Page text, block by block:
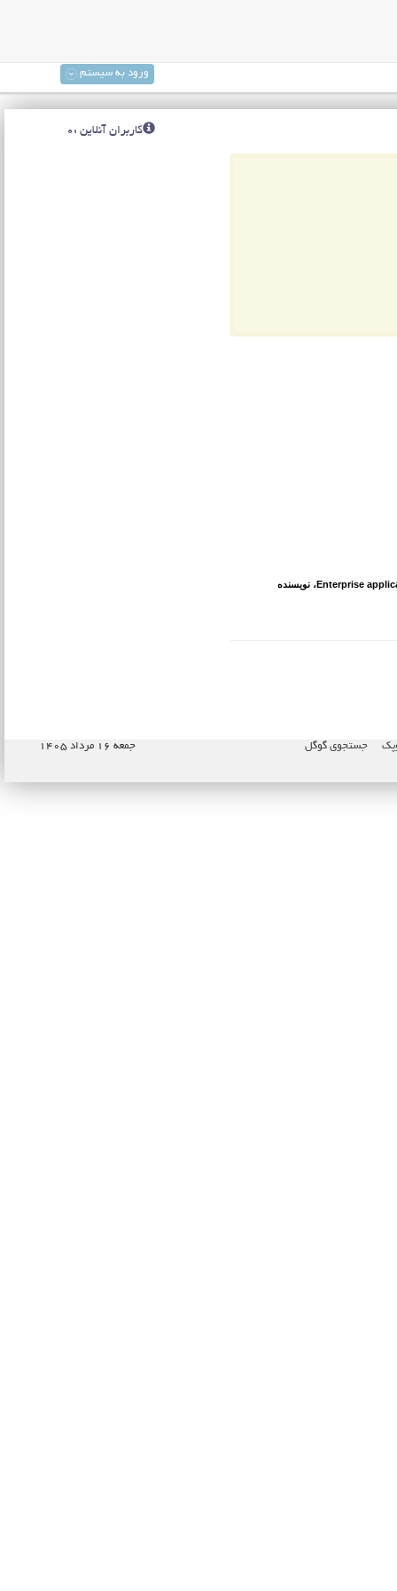
ورود به سیستم
Enterprise، نویسنده
کاربران آنلاین :0
جستجوی گوگل جمعه ۱۶ مرداد ۱۴۰۵